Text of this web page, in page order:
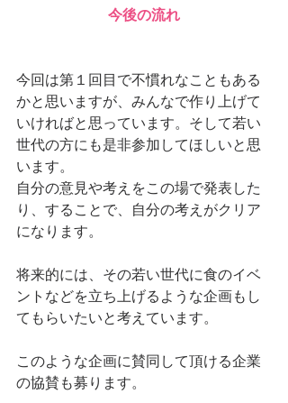
今後の流れ
今回は第１回目で不慣れなこともある
かと思いますが、みんなで作り上げて
いければと思っています。そして若い
世代の方にも是非参加してほしいと思
います。
自分の意見や考えをこの場で発表した
り、することで、自分の考えがクリア
になります。
将来的には、その若い世代に食のイベ
ントなどを立ち上げるような企画もし
てもらいたいと考えています。
このような企画に賛同して頂ける企業
の協賛も募ります。